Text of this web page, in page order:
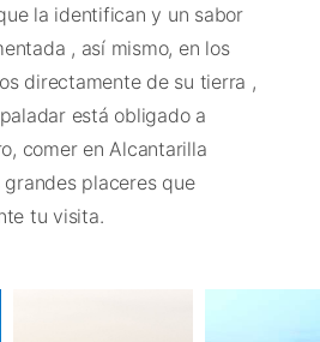
la identifican y un sabor
, así mismo, en los
directamente de su tierra ,
está obligado a
comer en Alcantarilla
placeres que
tu visita.